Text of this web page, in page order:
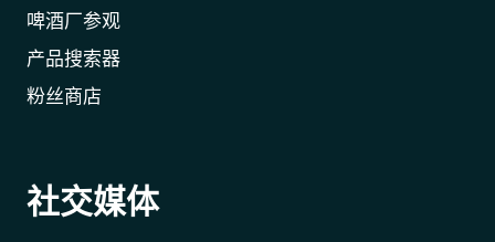
啤酒厂参观
产品搜索器
粉丝商店
社交媒体